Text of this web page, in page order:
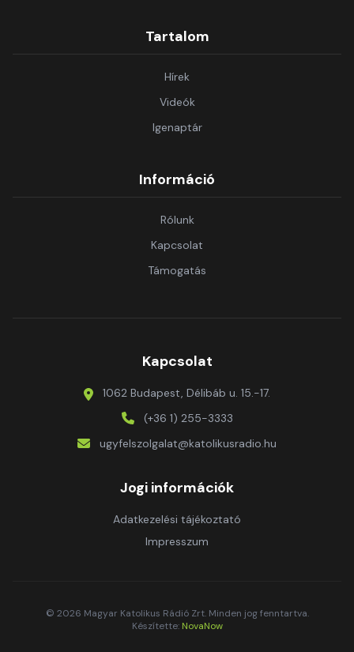
Tartalom
Hírek
Videók
Igenaptár
Információ
Rólunk
Kapcsolat
Támogatás
Kapcsolat
1062 Budapest, Délibáb u. 15.-17.
(+36 1) 255-3333
ugyfelszolgalat@katolikusradio.hu
Jogi információk
Adatkezelési tájékoztató
Impresszum
© 2026 Magyar Katolikus Rádió Zrt. Minden jog fenntartva.
Készítette: NovaNow